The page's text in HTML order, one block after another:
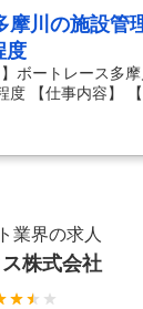
摩川の施設管
度
ボートレース多
【仕事内容】
勤無／残業10～
歓迎！／自社で
しやすい／働き
勢に左右されな
業界の求人
株式会社